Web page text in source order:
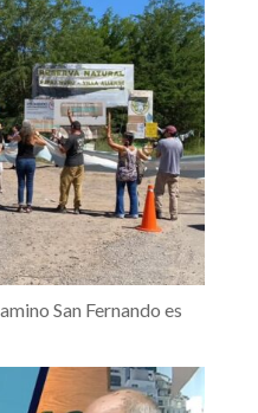
San Fernando es